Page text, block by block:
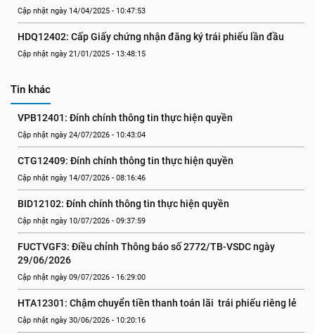
Cập nhật ngày 14/04/2025 - 10:47:53
HDQ12402: Cấp Giấy chứng nhận đăng ký trái phiếu lần đầu
Cập nhật ngày 21/01/2025 - 13:48:15
Tin khác
VPB12401: Đính chính thông tin thực hiện quyền
Cập nhật ngày 24/07/2026 - 10:43:04
CTG12409: Đính chính thông tin thực hiện quyền
Cập nhật ngày 14/07/2026 - 08:16:46
BID12102: Đính chính thông tin thực hiện quyền
Cập nhật ngày 10/07/2026 - 09:37:59
FUCTVGF3: Điều chỉnh Thông báo số 2772/TB-VSDC ngày
29/06/2026
Cập nhật ngày 09/07/2026 - 16:29:00
HTA12301: Chậm chuyển tiền thanh toán lãi  trái phiếu riêng lẻ
Cập nhật ngày 30/06/2026 - 10:20:16